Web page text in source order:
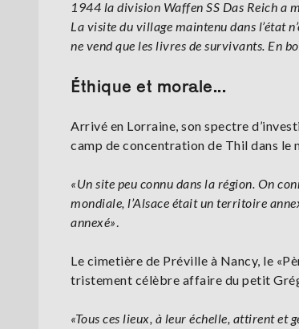
1944 la division Waffen SS Das Reich a
La visite du village maintenu dans l’état
ne vend que les livres de survivants. En
Éthique et morale...
Arrivé en Lorraine, son spectre
camp de concentration de Thil dans le
«Un site peu connu dans la région. On
mondiale, l’Alsace était un territoire
annexé».
Le cimetière de Préville à Nancy, le
tristement célèbre affaire du petit
«Tous ces lieux, à leur échelle, attirent et